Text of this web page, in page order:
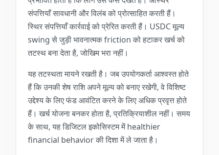
संपत्तियाँ सावधानी और विलंब को प्रोत्साहित करती हैं।
स्थिर संपत्तियाँ कार्रवाई को प्रेरित करती हैं। USDC मूल्य
swing से जुड़ी भावनात्मक friction को हटाकर खर्च को
तटस्थ बना देता है, जोखिम भरा नहीं।
यह तटस्थता मायने रखती है। जब उपयोगकर्ता आश्वस्त होते
हैं कि उनकी शेष राशि अपने मूल्य को बनाए रखेगी, वे विशिष्ट
उद्देश्य के लिए फंड आवंटित करने के लिए अधिक प्रवृत्त होते
हैं। खर्च योजना बनकर होता है, प्रतिक्रियाशील नहीं। समय
के साथ, यह डिजिटल इकोसिस्टम में healthier
financial behavior की दिशा में ले जाता है।